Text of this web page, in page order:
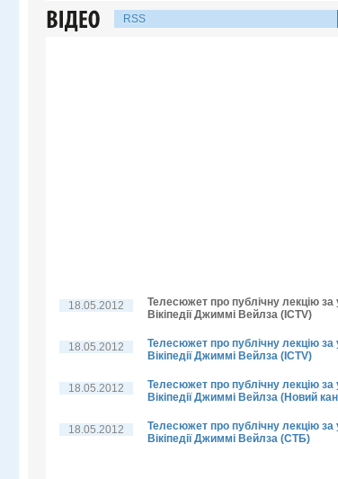
RSS
18.05.2012
Телесюжет про публічну лекцію за
Вікіпедії Джиммі Вейлза (ICTV)
18.05.2012
Телесюжет про публічну лекцію за
Вікіпедії Джиммі Вейлза (ICTV)
18.05.2012
Телесюжет про публічну лекцію за
Вікіпедії Джиммі Вейлза (Новий
18.05.2012
Телесюжет про публічну лекцію за
Вікіпедії Джиммі Вейлза (СТБ)